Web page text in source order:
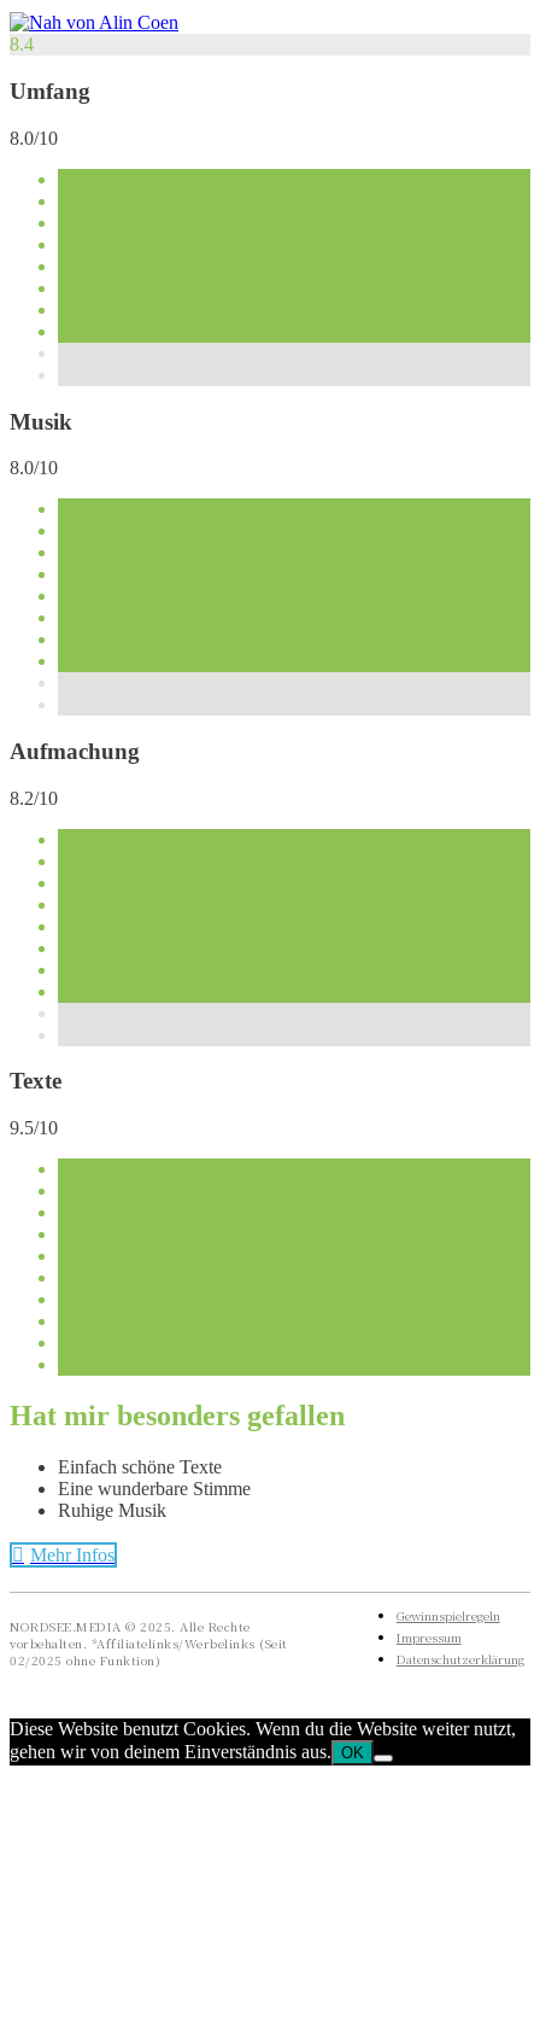
8.4
Umfang
8.0/10
Musik
8.0/10
Aufmachung
8.2/10
Texte
9.5/10
Hat mir besonders gefallen
Einfach schöne Texte
Eine wunderbare Stimme
Ruhige Musik
Mehr Infos
NORDSEE.MEDIA © 2025. Alle Rechte
vorbehalten. *Affiliatelinks/Werbelinks (Seit
02/2025 ohne Funktion)
Gewinnspielregeln
Impressum
Datenschutzerklärung
Diese Website benutzt Cookies. Wenn du die Website weiter nutzt,
gehen wir von deinem Einverständnis aus. OK